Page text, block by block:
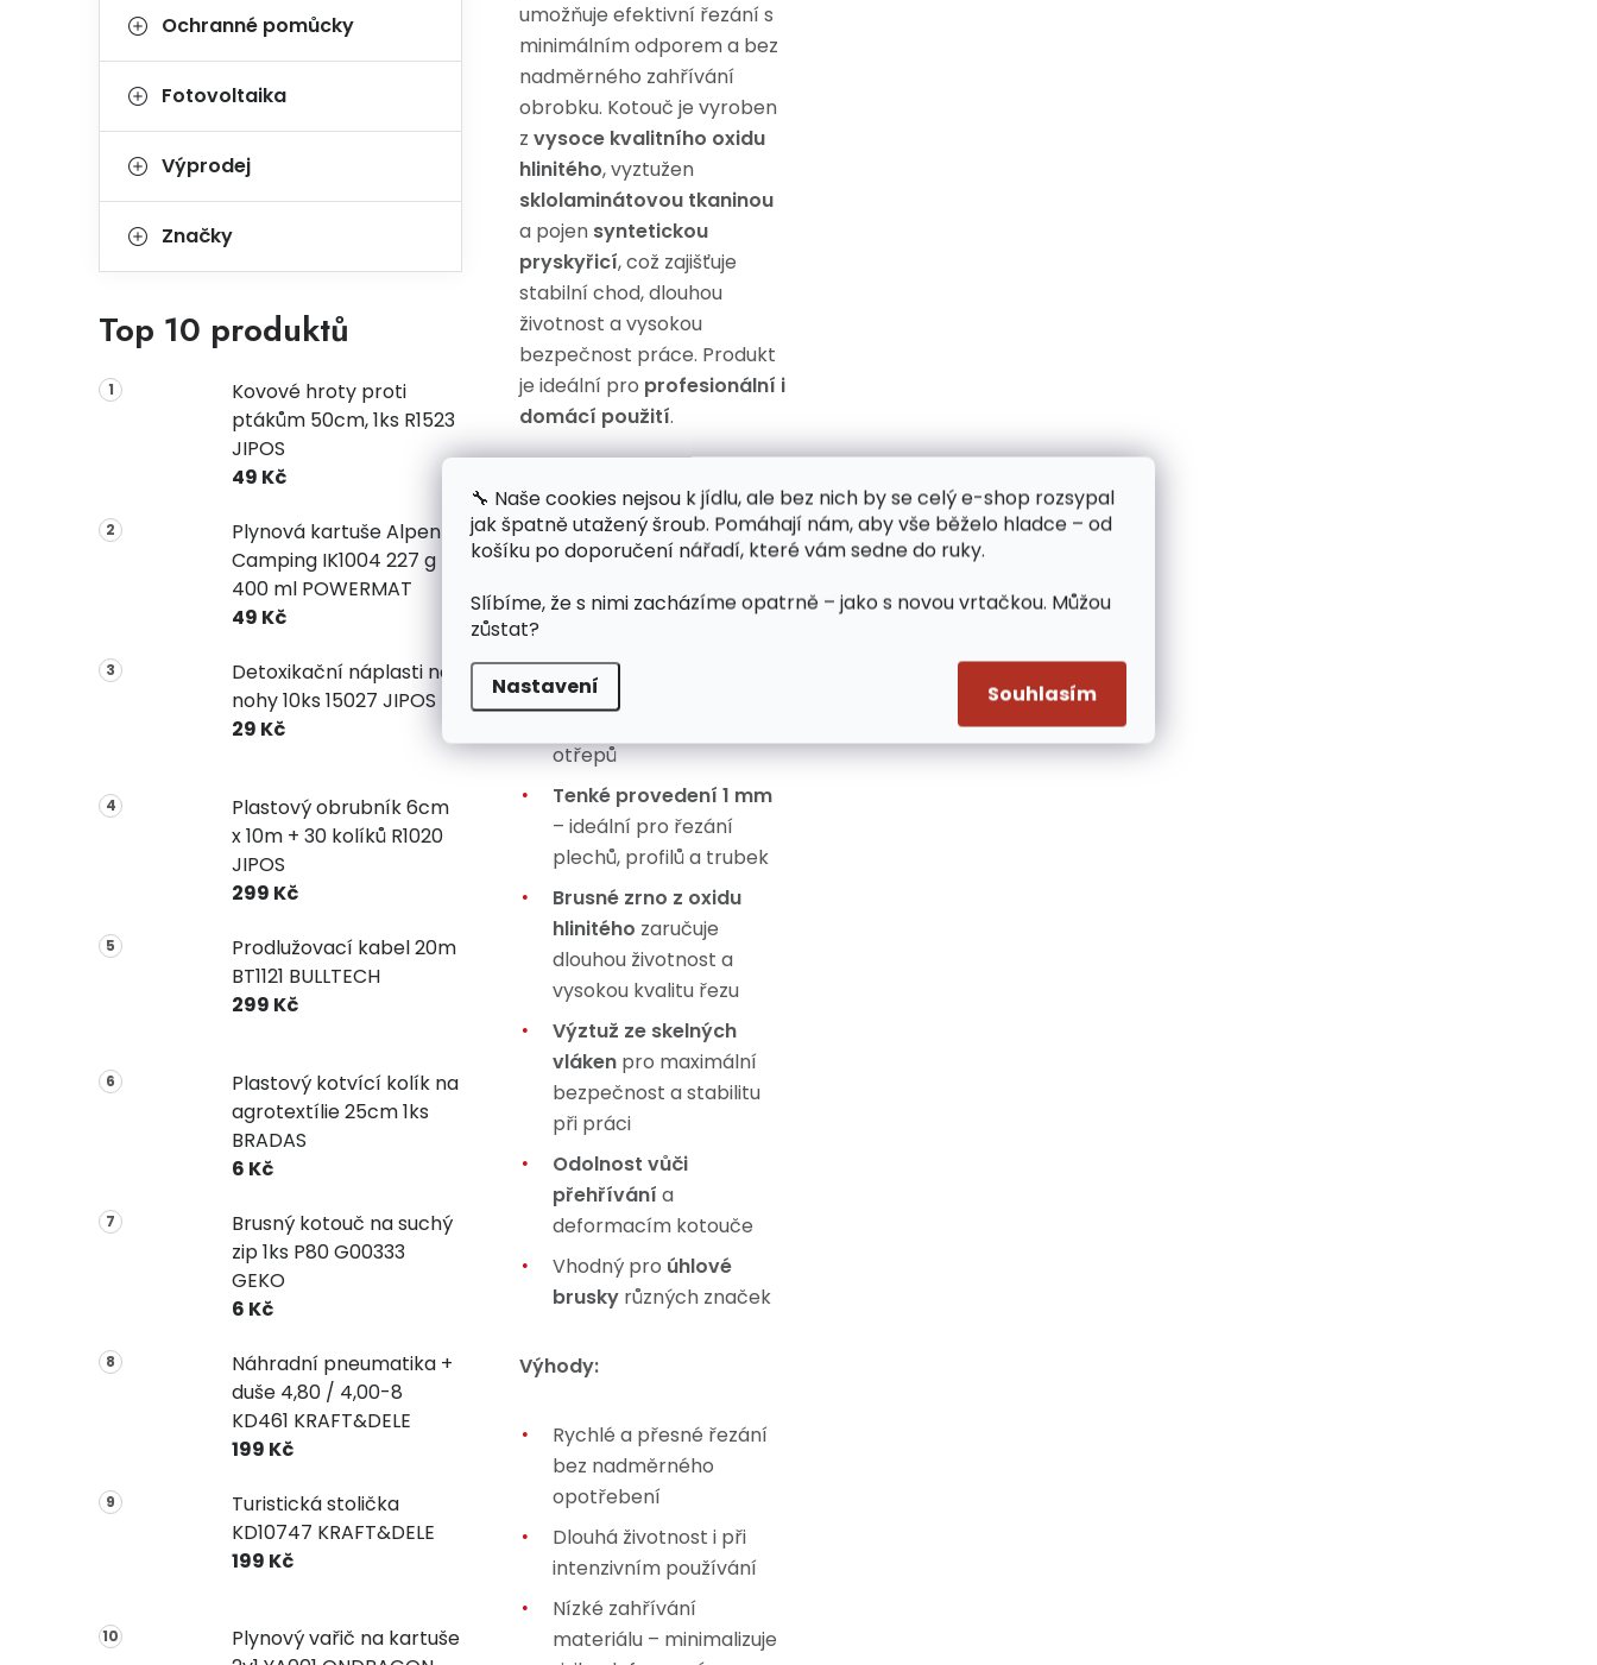
🔧 Naše cookies nejsou k jídlu, ale bez nich by se celý e-shop rozsypal
jak špatně utažený šroub. Pomáhají nám, aby vše běželo hladce – od
košíku po doporučení nářadí, které vám sedne do ruky.
Slíbíme, že s nimi zacházíme opatrně – jako s novou vrtačkou. Můžou
zůstat?
Nastavení Souhlasím
Ochranné pomůcky
Fotovoltaika
Výprodej
Značky
Top 10 produktů
Kovové hroty proti
ptákům 50cm, 1ks R1523
JIPOS
49 Kč
Plynová kartuše Alpen
Camping IK1004 227 g
400 ml POWERMAT
49 Kč
Detoxikační náplasti na
nohy 10ks 15027 JIPOS
29 Kč
Plastový obrubník 6cm
x 10m + 30 kolíků R1020
JIPOS
299 Kč
Prodlužovací kabel 20m
BT1121 BULLTECH
299 Kč
Plastový kotvící kolík na
agrotextílie 25cm 1ks
BRADAS
6 Kč
Brusný kotouč na suchý
zip 1ks P80 G00333
GEKO
6 Kč
Náhradní pneumatika +
duše 4,80 / 4,00-8
KD461 KRAFT&DELE
199 Kč
Turistická stolička
KD10747 KRAFT&DELE
199 Kč
Plynový vařič na kartuše
umožňuje efektivní řezání s
minimálním odporem a bez
nadměrného zahřívání
obrobku. Kotouč je vyroben
z vysoce kvalitního oxidu
hlinitého, vyztužen
sklolaminátovou tkaninou
a pojen syntetickou
pryskyřicí, což zajišťuje
stabilní chod, dlouhou
životnost a vysokou
bezpečnost práce. Produkt
je ideální pro profesionální i
domácí použití.
Vlastnosti:
Vysoká řezná účinnost
otřepů
Tenké provedení 1 mm
– ideální pro řezání
plechů, profilů a trubek
Brusné zrno z oxidu
hlinitého zaručuje
dlouhou životnost a
vysokou kvalitu řezu
Výztuž ze skelných
vláken pro maximální
bezpečnost a stabilitu
při práci
Odolnost vůči
přehřívání a
deformacím kotouče
Vhodný pro úhlové
brusky různých značek
Výhody:
Rychlé a přesné řezání
bez nadměrného
opotřebení
Dlouhá životnost i při
intenzivním používání
Nízké zahřívání
materiálu – minimalizuje